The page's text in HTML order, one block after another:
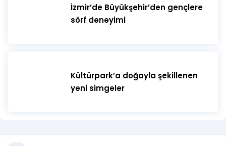
İzmir’de Büyükşehir’den gençlere
sörf deneyimi
Kültürpark’a doğayla şekillenen
yeni simgeler